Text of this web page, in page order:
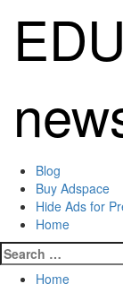
content
Primary
Menu
Blog
Buy Adspace
Hide Ads for
Home
Search
for:
Home